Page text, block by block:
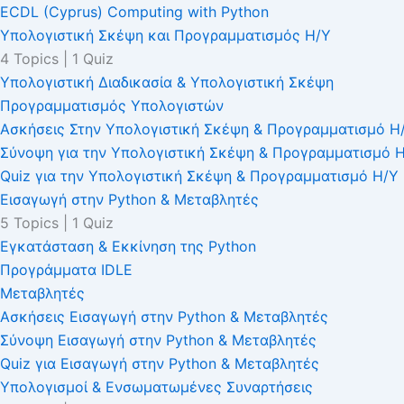
ECDL (Cyprus) Computing with Python
Υπολογιστική Σκέψη και Προγραμματισμός Η/Υ
4 Topics
1 Quiz
Υπολογιστική Διαδικασία & Υπολογιστική Σκέψη
Προγραμματισμός Υπολογιστών
Ασκήσεις Στην Υπολογιστική Σκέψη & Προγραμματισμό
Σύνοψη για την Υπολογιστική Σκέψη & Προγραμματισμό
Quiz για την Υπολογιστική Σκέψη & Προγραμματισμό Η/Υ
Εισαγωγή στην Python & Μεταβλητές
5 Topics
1 Quiz
Εγκατάσταση & Εκκίνηση της Python
Προγράμματα IDLE
Μεταβλητές
Ασκήσεις Εισαγωγή στην Python & Μεταβλητές
Σύνοψη Εισαγωγή στην Python & Μεταβλητές
Quiz για Εισαγωγή στην Python & Μεταβλητές
Υπολογισμοί & Ενσωματωμένες Συναρτήσεις